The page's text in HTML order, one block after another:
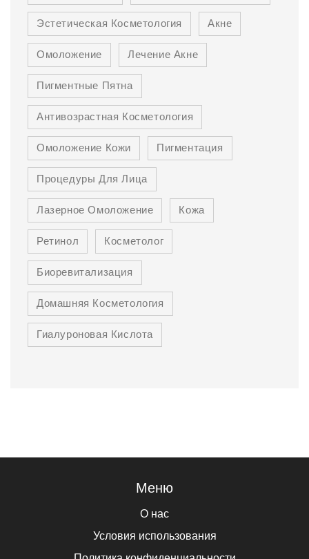
Эстетическая Косметология
Акне
Омоложение
Лечение Акне
Пигментные Пятна
Антивозрастная Косметология
Омоложение Кожи
Пигментация
Процедуры Для Лица
Лазерное Омоложение
Кожа
Ретинол
Косметолог
Биоревитализация
Домашняя Косметология
Гиалуроновая Кислота
Меню
О нас
Условия использования